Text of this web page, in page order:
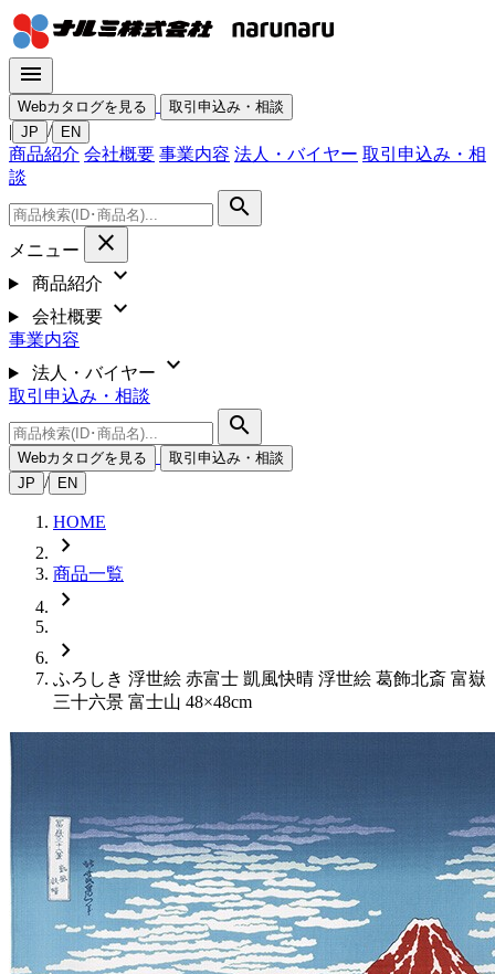
menu
Webカタログを見る 取引申込み・相談
| JP / EN
商品紹介 会社概要 事業内容 法人・バイヤー 取引申込み・相
談
search
メニュー close
商品紹介 expand_more
会社概要 expand_more
事業内容
法人・バイヤー
expand_more
取引申込み・相談
search
Webカタログを見る
取引申込み・相談
JP / EN
HOME
chevron_right
商品一覧
chevron_right
chevron_right
ふろしき 浮世絵 赤富士 凱風快晴 浮世絵 葛飾北斎 富嶽
三十六景 富士山 48×48cm